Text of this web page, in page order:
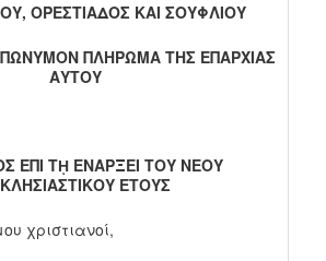
ΟΡΕΣΤΙΑΔΟΣ ΚΑΙ ΣΟΥΦΛΙΟΥ
ΠΛΗΡΩΜΑ ΤΗΣ ΕΠΑΡΧΙΑΣ
ΑΥΤΟΥ
ΕΠΙ Τῌ ΕΝΑΡΞΕΙ ΤΟΥ ΝΕΟΥ
ΕΤΟΥΣ
χριστιανοί,